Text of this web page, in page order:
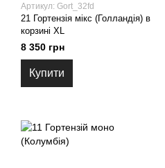
Артикул: Gort_32fd
21 Гортензія мікс (Голландія) в
корзині XL
8 350 грн
Купити